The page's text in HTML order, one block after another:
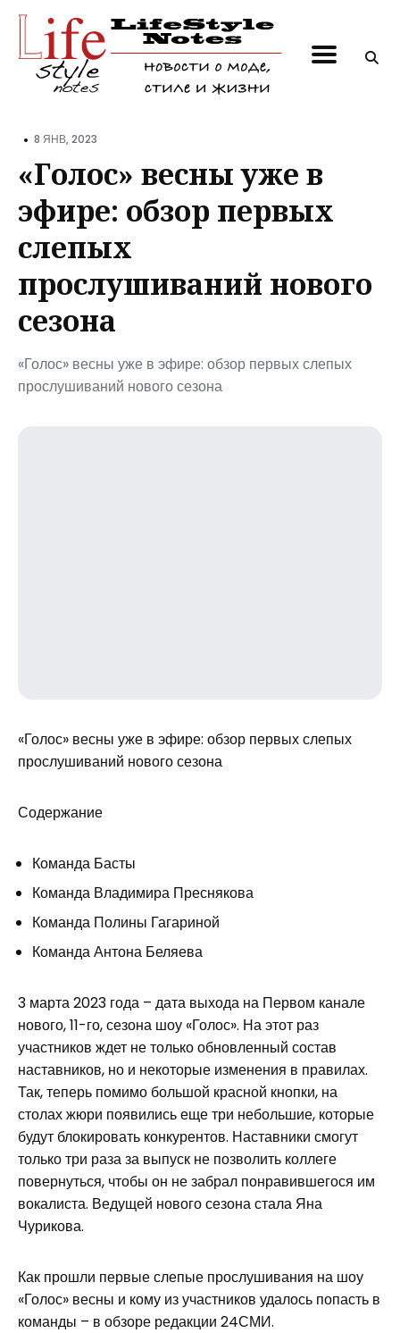
Поиск
• 8 ЯНВ, 2023
«Голос» весны уже в
эфире: обзор первых
слепых
прослушиваний нового
сезона
«Голос» весны уже в эфире: обзор первых слепых
прослушиваний нового сезона
«Голос» весны уже в эфире: обзор первых слепых
прослушиваний нового сезона
Содержание
Команда Басты
Команда Владимира Преснякова
Команда Полины Гагариной
Команда Антона Беляева
3 марта 2023 года – дата выхода на Первом канале
нового, 11-го, сезона шоу «Голос». На этот раз
участников ждет не только обновленный состав
наставников, но и некоторые изменения в правилах.
Так, теперь помимо большой красной кнопки, на
столах жюри появились еще три небольшие, которые
будут блокировать конкурентов. Наставники смогут
только три раза за выпуск не позволить коллеге
повернуться, чтобы он не забрал понравившегося им
вокалиста. Ведущей нового сезона стала Яна
Чурикова.
Как прошли первые слепые прослушивания на шоу
«Голос» весны и кому из участников удалось попасть в
команды – в обзоре редакции 24СМИ.